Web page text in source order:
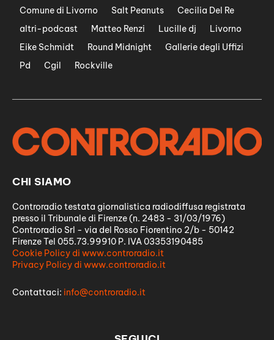
Comune di Livorno
Salt Peanuts
Cecilia Del Re
altri-podcast
Matteo Renzi Lucille dj
Livorno
Eike Schmidt
Round Midnight
Gallerie degli Uffizi
Pd
Cgil Rockville
CHI SIAMO
Controradio testata giornalistica radiodiffusa registrata
presso il Tribunale di Firenze (n. 2483 - 31/03/1976)
Controradio Srl - via del Rosso Fiorentino 2/b - 50142
Firenze Tel 055.73.99910 P. IVA 03353190485
Cookie Policy di www.controradio.it
Privacy Policy di www.controradio.it
Contattaci: info@controradio.it